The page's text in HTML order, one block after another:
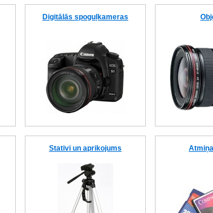
Digitālās spoguļkameras
Stativi un aprikojums